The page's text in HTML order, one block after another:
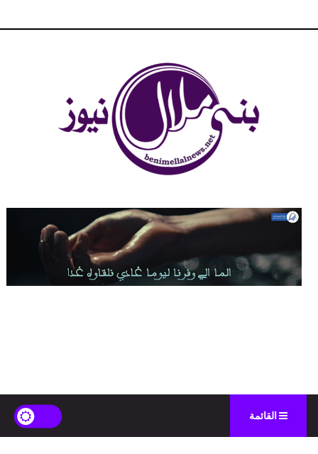
القائمة